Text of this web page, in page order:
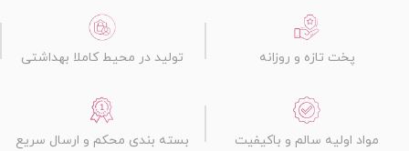
پخت تازه و روزانه تولید در محیط کاملا بهداشتی
مواد اولیه سالم و باکیفیت بسته بندی محکم و ارسال سریع